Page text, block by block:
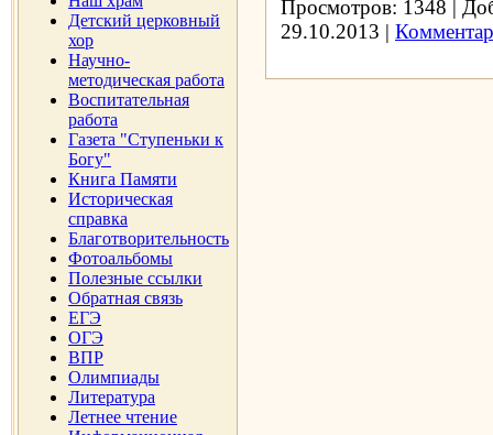
Детский церковный
хор
Научно-
методическая работа
Воспитательная
работа
Газета "Ступеньки к
Богу"
Книга Памяти
Историческая
справка
Благотворительность
Фотоальбомы
Полезные ссылки
Обратная связь
ЕГЭ
ОГЭ
ВПР
Олимпиады
Литература
Летнее чтение
Просмотров: 1348 |
29.10.2013 |